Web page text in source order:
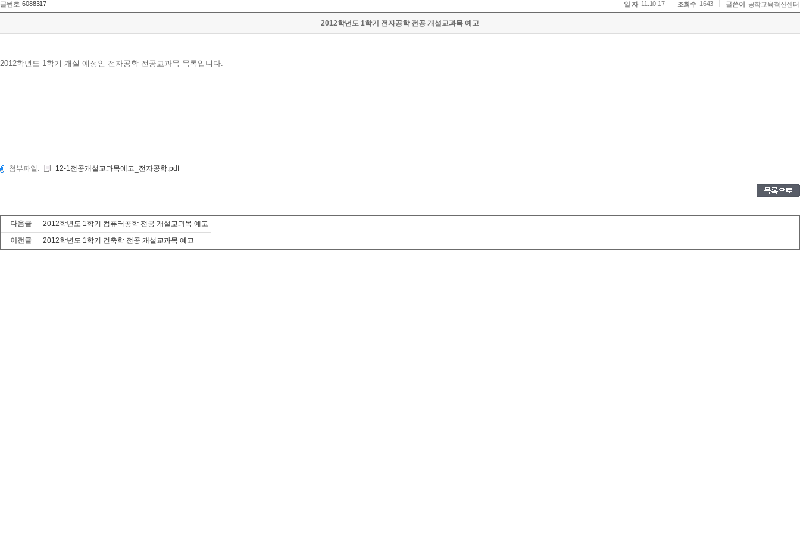
글번호 6088317 일 자 11.10.17 조회수 1643 글쓴이 공학교육혁신센터
2012학년도 1학기 전자공학 전공 개설교과목 예고
2012학년도 1학기 개설 예정인 전자공학 전공교과목 목록입니다.
첨부파일: 12-1전공개설교과목예고_전자공학.pdf
다음글
2012학년도 1학기 컴퓨터공학 전공 개설교과목 예고
이전글
2012학년도 1학기 건축학 전공 개설교과목 예고